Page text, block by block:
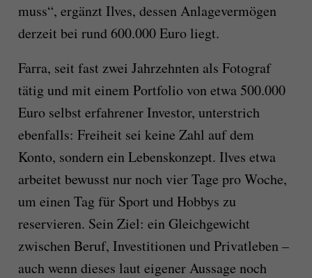
muss“, ergänzt Ilves, dessen Anlagevermögen
derzeit bei rund 600.000 Euro liegt.
Farra, seit fast zwei Jahrzehnten als Fotograf
tätig und mit einem Portfolio von etwa 500.000
Euro selbst erfahrener Investor, unterstrich
ebenfalls: Freiheit sei keine Zahl auf dem
Konto, sondern ein Lebenskonzept. Ilves etwa
arbeitet bewusst nur noch vier Tage pro Woche,
um einen Tag für Sport und Hobbys zu
reservieren. Sein Ziel: ein Gleichgewicht
zwischen Beruf, Investitionen und Privatleben –
auch wenn dieses laut eigener Aussage noch